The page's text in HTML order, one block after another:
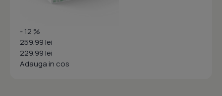
- 12 %
259.99 lei
229.99 lei
Adauga in cos